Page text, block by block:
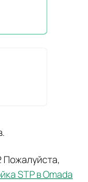
Пожалуйста,
STP в Omada